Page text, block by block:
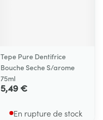
Tepe Pure Dentifrice
Bouche Seche S/arome
75ml
5,49 €
En rupture de stock